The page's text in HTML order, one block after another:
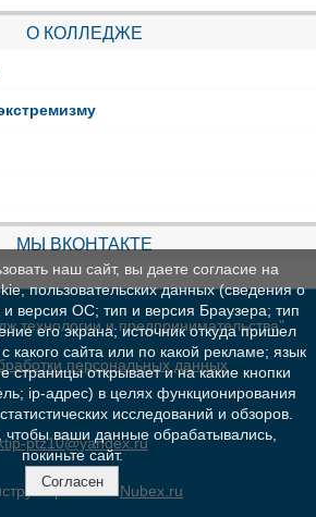
О КОЛЛЕДЖЕ
МЫ ВКОНТАКТЕ
технологии и предпринимательства"
персональных данных
ptz10@yandex.ru
сайтов Nubex.ru
наш сайт, вы даете согласие на
пользовательских данных (сведения о
версия ОС; тип и версия Браузера; тип
его экрана; источник откуда пришел
какого сайта или по какой рекламе; язык
страницы открывает и на какие кнопки
ip-адрес) в целях функционирования
исследований и обзоров.
чтобы ваши данные обрабатывались,
покиньте сайт.
Согласен